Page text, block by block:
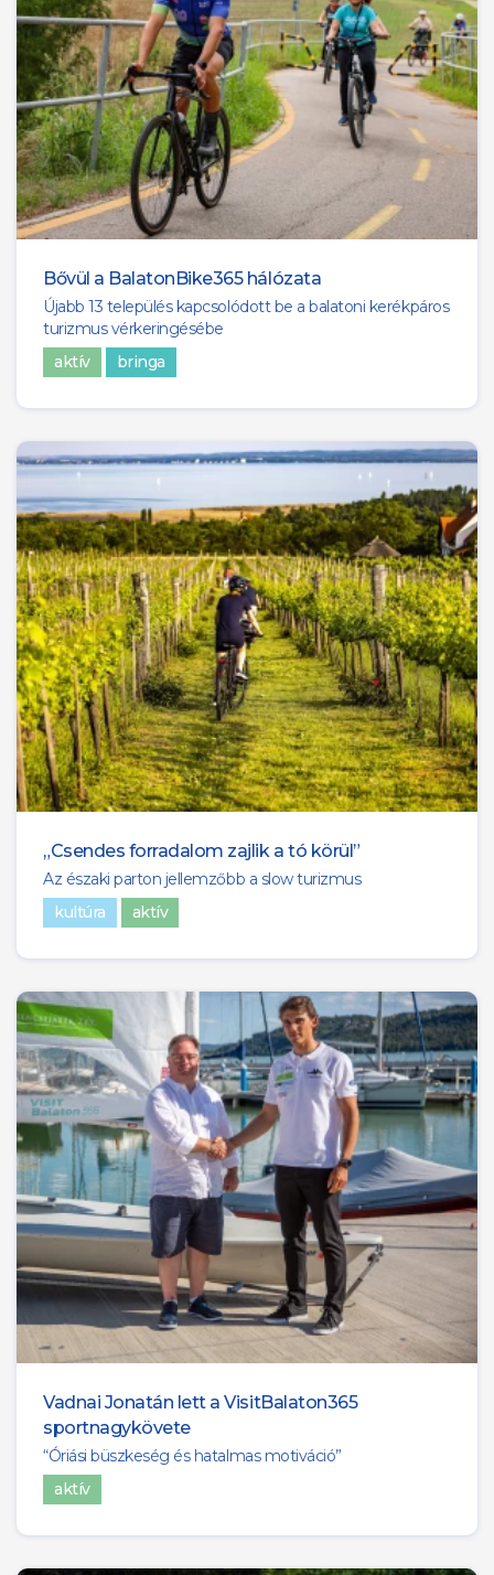
Bővül a BalatonBike365 hálózata
Újabb 13 település kapcsolódott be a balatoni kerékpáros
turizmus vérkeringésébe
aktív
bringa
„Csendes forradalom zajlik a tó körül”
Az északi parton jellemzőbb a slow turizmus
kultúra
aktív
Vadnai Jonatán lett a VisitBalaton365
sportnagykövete
“Óriási büszkeség és hatalmas motiváció”
aktív